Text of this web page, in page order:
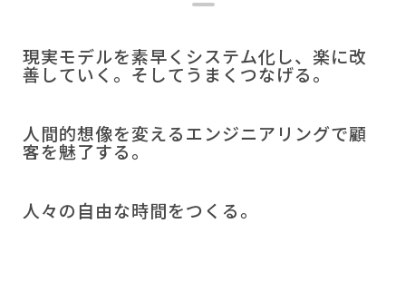
現実モデルを素早くシステム化し、楽に改
善していく。そしてうまくつなげる。
人間的想像を変えるエンジニアリングで顧
客を魅了する。
人々の自由な時間をつくる。